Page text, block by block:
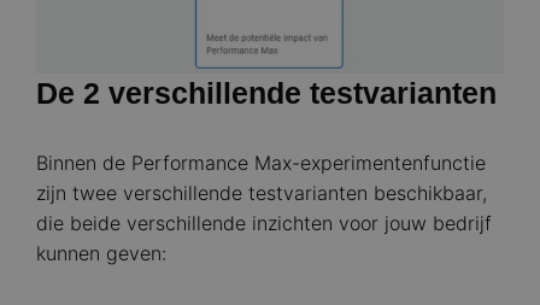
De 2 verschillende testvarianten
Binnen de Performance Max-experimentenfunctie
zijn twee verschillende testvarianten beschikbaar,
die beide verschillende inzichten voor jouw bedrijf
kunnen geven: